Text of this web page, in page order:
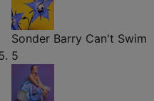
Sonder Barry Can't Swim
5